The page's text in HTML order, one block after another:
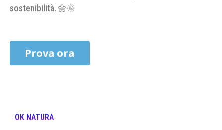
sostenibilità. 🌼🌞
Prova ora
OK NATURA